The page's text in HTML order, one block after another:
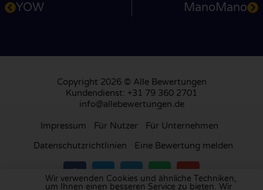
YOW ManoMano
Copyright 2026 © Alle Bewertungen
Kundendienst: +31 79 360 2701
info@allebewertungen.de
Impressum Für Nutzer
Für Unternehmen
Datenschutzrichtlinien
Eine Bewertung melden
Wir verwenden Cookies und ähnliche Techniken,
um Ihnen einen besseren Service zu bieten. Wir